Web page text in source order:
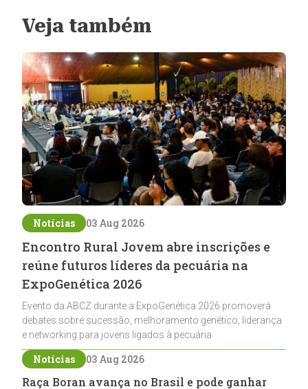
Veja também
Notícias 03 Aug 2026
Encontro Rural Jovem abre inscrições e
reúne futuros líderes da pecuária na
ExpoGenética 2026
Evento da ABCZ durante a ExpoGenética 2026 promoverá
debates sobre sucessão, melhoramento genético, liderança
e networking para jovens ligados à pecuária
Notícias 03 Aug 2026
Raça Boran avança no Brasil e pode ganhar